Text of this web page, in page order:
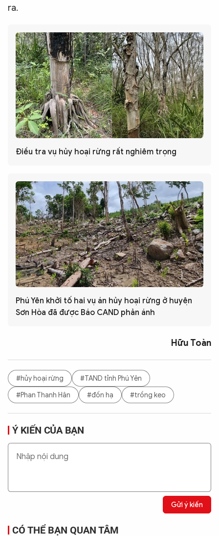
ra.
Điều tra vụ hủy hoại rừng rất nghiêm trọng
Phú Yên khởi tố hai vụ án hủy hoại rừng ở huyện
Sơn Hòa đã được Báo CAND phản ánh
Hữu Toàn
#hủy hoại rừng
#TAND tỉnh Phú Yên
#Phan Thanh Hân
#đốn hạ #trồng keo
Ý KIẾN CỦA BẠN
Gửi ý kiến
CÓ THỂ BẠN QUAN TÂM